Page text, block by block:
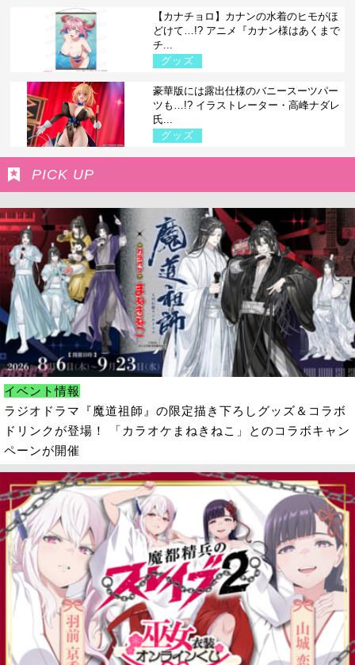
【カナチョロ】カナンの水着のヒモがほ
どけて…!? アニメ『カナン様はあくまで
チ...
グッズ
豪華版には露出仕様のバニースーツパー
ツも…!? イラストレーター・高峰ナダレ
氏...
グッズ
PICK UP
イベント情報
ラジオドラマ『魔道祖師』の限定描き下ろしグッズ＆コラボ
ドリンクが登場！ 「カラオケまねきねこ」とのコラボキャン
ペーンが開催